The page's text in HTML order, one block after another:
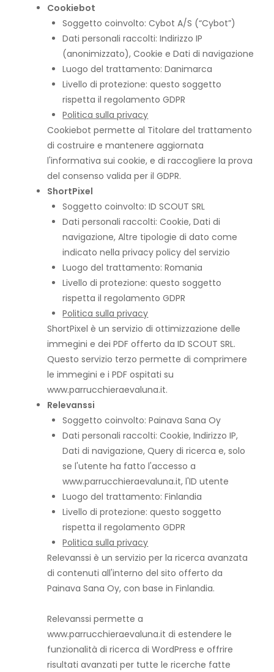
Cookiebot
Soggetto coinvolto: Cybot A/S (“Cybot”)
Dati personali raccolti: Indirizzo IP
(anonimizzato), Cookie e Dati di navigazione
Luogo del trattamento: Danimarca
Livello di protezione: questo soggetto
rispetta il regolamento GDPR
Politica sulla privacy
Cookiebot permette al Titolare del trattamento
di costruire e mantenere aggiornata
l'informativa sui cookie, e di raccogliere la prova
del consenso valida per il GDPR.
ShortPixel
Soggetto coinvolto: ID SCOUT SRL
Dati personali raccolti: Cookie, Dati di
navigazione, Altre tipologie di dato come
indicato nella privacy policy del servizio
Luogo del trattamento: Romania
Livello di protezione: questo soggetto
rispetta il regolamento GDPR
Politica sulla privacy
ShortPixel è un servizio di ottimizzazione delle
immegini e dei PDF offerto da ID SCOUT SRL.
Questo servizio terzo permette di comprimere
le immegini e i PDF ospitati su
www.parrucchieraevaluna.it.
Relevanssi
Soggetto coinvolto: Painava Sana Oy
Dati personali raccolti: Cookie, Indirizzo IP,
Dati di navigazione, Query di ricerca e, solo
se l'utente ha fatto l'accesso a
www.parrucchieraevaluna.it, l'ID utente
Luogo del trattamento: Finlandia
Livello di protezione: questo soggetto
rispetta il regolamento GDPR
Politica sulla privacy
Relevanssi è un servizio per la ricerca avanzata
di contenuti all'interno del sito offerto da
Painava Sana Oy, con base in Finlandia.
Relevanssi permette a
www.parrucchieraevaluna.it di estendere le
funzionalità di ricerca di WordPress e offrire
risultati avanzati per tutte le ricerche fatte